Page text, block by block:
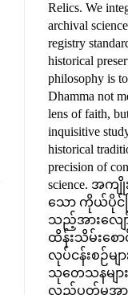
Relics. We
archival
registry
historical
philosophy is
Dhamma not
lens of faith,
inquisitive
historical
precision of
science. အ
သော ကိုယ်ပိုင်
သည့်အားလျေ
ထိန်းသိမ်းစေ
လုပ်ငန်းစဉ်မျာ
သုတေသနမျာ
လည်ပတ်မှုအာ